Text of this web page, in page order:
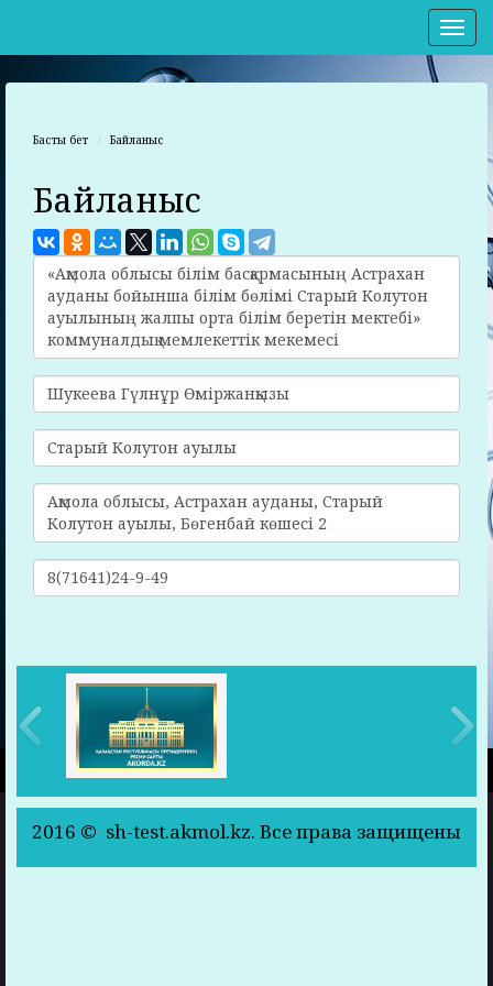
Басты бет Байланыс
Байланыс
«Ақмола облысы білім басқармасының Астрахан
ауданы бойынша білім бөлімі Старый Колутон
ауылының жалпы орта білім беретін мектебі»
коммуналдық мемлекеттік мекемесі
Шукеева Гүлнұр Өміржанқызы
Старый Колутон ауылы
Ақмола облысы, Астрахан ауданы, Старый
Колутон ауылы, Бөгенбай көшесі 2
8(71641)24-9-49
2016 © sh-test.akmol.kz. Все права защищены